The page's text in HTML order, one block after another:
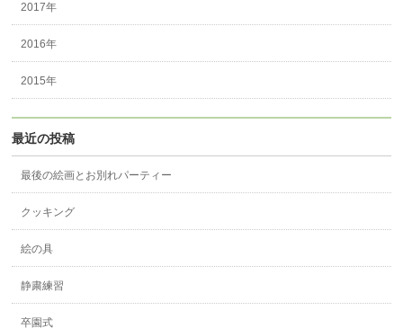
2017年
2016年
2015年
最近の投稿
最後の絵画とお別れパーティー
クッキング
絵の具
静粛練習
卒園式